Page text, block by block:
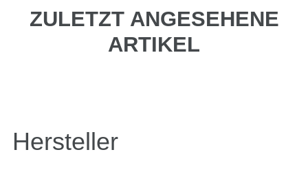
ZULETZT ANGESEHENE
ARTIKEL
Hersteller